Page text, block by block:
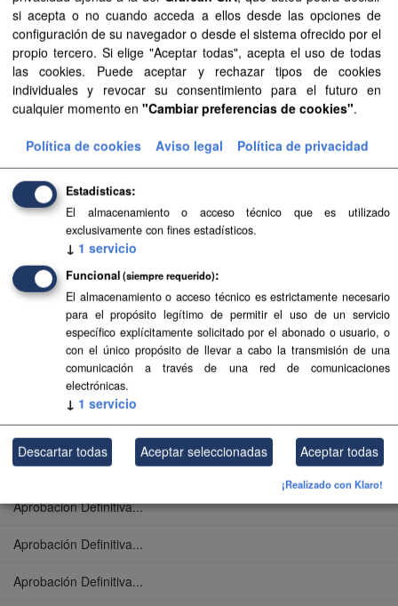
Aprobación Definitiva...
Aprobación Definitiva...
Aprobación Definitiva...
Aprobación Definitiva...
Aprobación Definitiva...
Aprobación Definitiva...
Aprobación Definitiva...
Aprobación Definitiva...
Aprobación Definitiva...
Aprobación Definitiva...
Aprobación Definitiva...
Aprobación Definitiva...
Aprobación Definitiva...
Aprobación Definitiva...
si acepta o no cuando acceda a ellos desde las opciones de
configuración de su navegador o desde el sistema ofrecido por el
propio tercero. Si elige "Aceptar todas", acepta el uso de todas
las cookies. Puede aceptar y rechazar tipos de cookies
individuales y revocar su consentimiento para el futuro en
cualquier momento en "Cambiar preferencias de cookies".
Política de cookies Aviso legal Política de privacidad
Estadísticas
El almacenamiento o acceso técnico que es utilizado
exclusivamente con fines estadísticos.
↓ 1 servicio
Funcional (siempre requerido)
El almacenamiento o acceso técnico es estrictamente necesario
para el propósito legítimo de permitir el uso de un servicio
específico explícitamente solicitado por el abonado o usuario, o
con el único propósito de llevar a cabo la transmisión de una
comunicación a través de una red de comunicaciones
electrónicas.
↓ 1 servicio
Descartar todas Aceptar seleccionadas Aceptar todas
¡Realizado con Klaro!